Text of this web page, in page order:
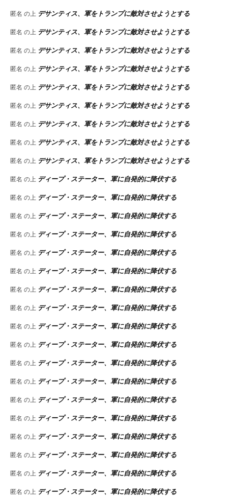
匿名 の上 デサンティス、軍をトランプに敵対させようとする
匿名 の上 デサンティス、軍をトランプに敵対させようとする
匿名 の上 デサンティス、軍をトランプに敵対させようとする
匿名 の上 デサンティス、軍をトランプに敵対させようとする
匿名 の上 デサンティス、軍をトランプに敵対させようとする
匿名 の上 デサンティス、軍をトランプに敵対させようとする
匿名 の上 デサンティス、軍をトランプに敵対させようとする
匿名 の上 デサンティス、軍をトランプに敵対させようとする
匿名 の上 デサンティス、軍をトランプに敵対させようとする
匿名 の上 ディープ・ステーター、軍に自発的に降伏する
匿名 の上 ディープ・ステーター、軍に自発的に降伏する
匿名 の上 ディープ・ステーター、軍に自発的に降伏する
匿名 の上 ディープ・ステーター、軍に自発的に降伏する
匿名 の上 ディープ・ステーター、軍に自発的に降伏する
匿名 の上 ディープ・ステーター、軍に自発的に降伏する
匿名 の上 ディープ・ステーター、軍に自発的に降伏する
匿名 の上 ディープ・ステーター、軍に自発的に降伏する
匿名 の上 ディープ・ステーター、軍に自発的に降伏する
匿名 の上 ディープ・ステーター、軍に自発的に降伏する
匿名 の上 ディープ・ステーター、軍に自発的に降伏する
匿名 の上 ディープ・ステーター、軍に自発的に降伏する
匿名 の上 ディープ・ステーター、軍に自発的に降伏する
匿名 の上 ディープ・ステーター、軍に自発的に降伏する
匿名 の上 ディープ・ステーター、軍に自発的に降伏する
匿名 の上 ディープ・ステーター、軍に自発的に降伏する
匿名 の上 ディープ・ステーター、軍に自発的に降伏する
匿名 の上 ディープ・ステーター、軍に自発的に降伏する